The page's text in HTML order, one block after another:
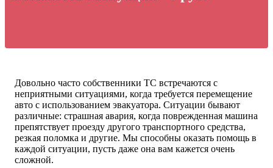
Довольно часто собственники ТС встречаются с
неприятными ситуациями, когда требуется перемещение
авто с использованием эвакуатора. Ситуации бывают
различные: страшная авария, когда поврежденная машина
препятствует проезду другого транспортного средства,
резкая поломка и другие. Мы способны оказать помощь в
каждой ситуации, пусть даже она вам кажется очень
сложной.